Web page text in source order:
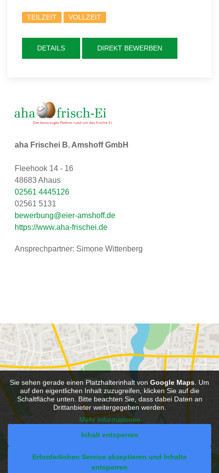
TEILZEIT VOLLZEIT
DETAILS DIREKT BEWERBEN
aha Frischei B. Amshoff GmbH
Fleehook 14 - 16
48683 Ahaus
02561 4445126
02561 5131
bewerbung@eier-amshoff.de
https://www.aha-frischei.de
Ansprechpartner: Simone Wittenberg
Sie sehen gerade einen Platzhalterinhalt von Google Maps. Um
auf den eigentlichen Inhalt zuzugreifen, klicken Sie auf die
Schaltfläche unten. Bitte beachten Sie, dass dabei Daten an
Drittanbieter weitergegeben werden.
Mehr Informationen
Inhalt entsperren
Erforderlichen Service akzeptieren und Inhalte
entsperren